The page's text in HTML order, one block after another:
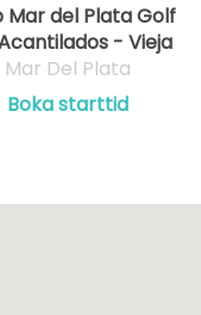
Mar del Plata Golf
- Vieja
Mar Del Plata
Boka starttid